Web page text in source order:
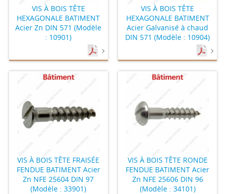
VIS À BOIS TÊTE
HEXAGONALE BATIMENT
Acier Zn DIN 571 (Modèle
: 10901)
VIS À BOIS TÊTE
HEXAGONALE BATIMENT
Acier Galvanisé à chaud
DIN 571 (Modèle : 10904)
VIS À BOIS TÊTE FRAISÉE
FENDUE BATIMENT Acier
Zn NFE 25604 DIN 97
(Modèle : 33901)
VIS À BOIS TÊTE RONDE
FENDUE BATIMENT Acier
Zn NFE 25606 DIN 96
(Modèle : 34101)